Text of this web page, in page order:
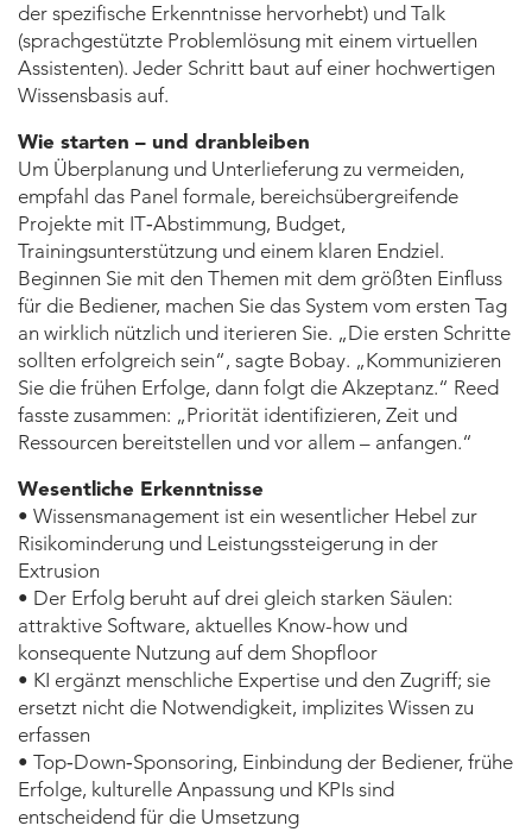
der spezifische Erkenntnisse hervorhebt) und Talk
(sprachgestützte Problemlösung mit einem virtuellen
Assistenten). Jeder Schritt baut auf einer hochwertigen
Wissensbasis auf.
Wie starten – und dranbleiben
Um Überplanung und Unterlieferung zu vermeiden,
empfahl das Panel formale, bereichsübergreifende
Projekte mit IT‑Abstimmung, Budget,
Trainingsunterstützung und einem klaren Endziel.
Beginnen Sie mit den Themen mit dem größten Einfluss
für die Bediener, machen Sie das System vom ersten Tag
an wirklich nützlich und iterieren Sie. „Die ersten Schritte
sollten erfolgreich sein“, sagte Bobay. „Kommunizieren
Sie die frühen Erfolge, dann folgt die Akzeptanz.“ Reed
fasste zusammen: „Priorität identifizieren, Zeit und
Ressourcen bereitstellen und vor allem – anfangen.“
Wesentliche Erkenntnisse
• Wissensmanagement ist ein wesentlicher Hebel zur
Risikominderung und Leistungssteigerung in der
Extrusion
• Der Erfolg beruht auf drei gleich starken Säulen:
attraktive Software, aktuelles Know-how und
konsequente Nutzung auf dem Shopfloor
• KI ergänzt menschliche Expertise und den Zugriff; sie
ersetzt nicht die Notwendigkeit, implizites Wissen zu
erfassen
• Top‑Down‑Sponsoring, Einbindung der Bediener, frühe
Erfolge, kulturelle Anpassung und KPIs sind
entscheidend für die Umsetzung